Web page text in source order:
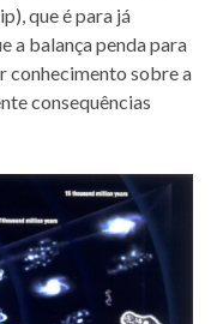
que é para já
a balança penda para
conhecimento sobre a
consequências